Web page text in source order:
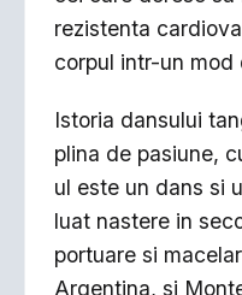
rezistenta
corpul intr-un
Istoria dansului
plina de pasiune,
ul este un dans si
luat nastere in
portuare si
Argentina, si